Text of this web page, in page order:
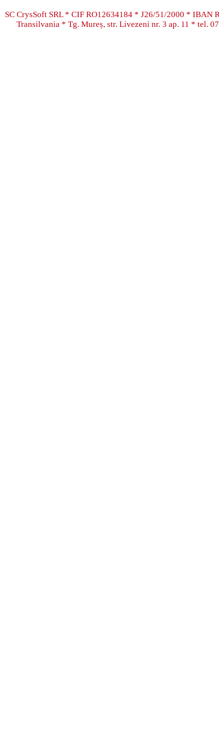
SC CrysSoft SRL * CIF RO12634184 * J26/51/2000 * IBAN
Transilvania * Tg. Mureș, str. Livezeni nr. 3 ap. 11 * tel.